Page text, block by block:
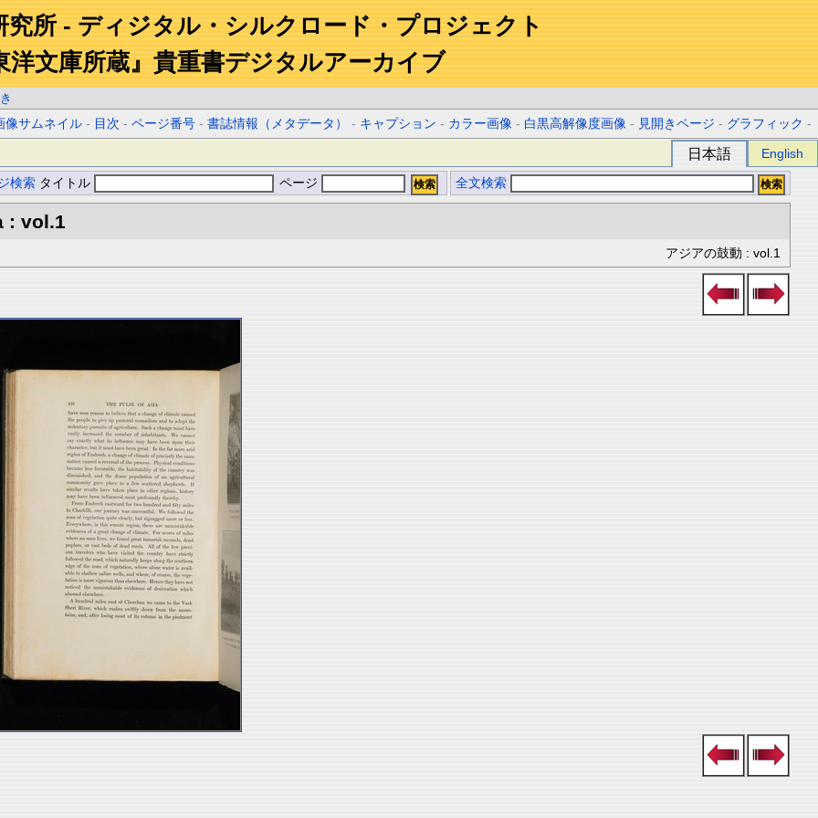
究所 - ディジタル・シルクロード・プロジェクト
洋文庫所蔵』貴重書デジタルアーカイブ
像サムネイル - 目次 -ページ番号 -書誌情報（メタデータ） - キャプション - カラー画像 - 白黒高解像度画像 - 見開きページ - グラフィック -
日本語 English
検索 タイトル ページ 全文検索
: vol.1
アジアの鼓動 : vol.1